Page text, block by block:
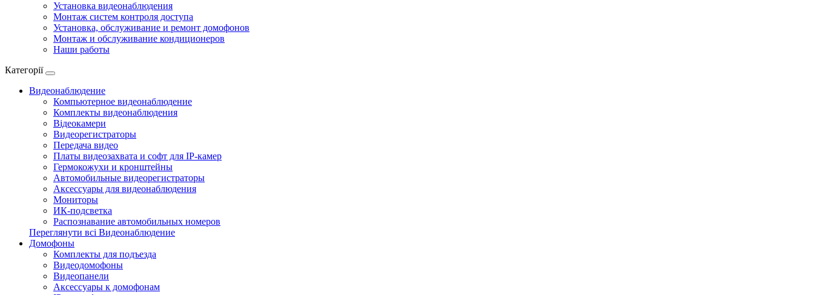
Установка видеонаблюдения
Монтаж систем контроля доступа
Установка, обслуживание и ремонт домофонов
Монтаж и обслуживание кондиционеров
Наши работы
Категорії
Видеонаблюдение
Компьютерное видеонаблюдение
Комплекты видеонаблюдения
Відеокамери
Видеорегистраторы
Передача видео
Платы видеозахвата и софт для IP-камер
Гермокожухи и кронштейны
Автомобильные видеорегистраторы
Аксессуары для видеонаблюдения
Мониторы
ИК-подсветка
Распознавание автомобильных номеров
Переглянути всі Видеонаблюдение
Домофоны
Комплекты для подъезда
Видеодомофоны
Видеопанели
Аксессуары к домофонам